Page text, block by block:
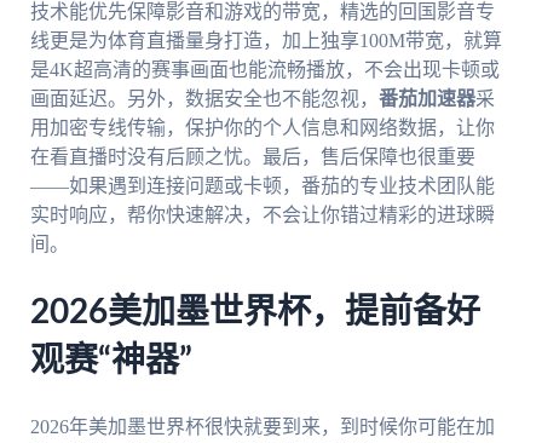
技术能优先保障影音和游戏的带宽，精选的回国影音专
线更是为体育直播量身打造，加上独享100M带宽，就算
是4K超高清的赛事画面也能流畅播放，不会出现卡顿或
画面延迟。另外，数据安全也不能忽视， 番茄加速器采
用加密专线传输，保护你的个人信息和网络数据，让你
在看直播时没有后顾之忧。最后，售后保障也很重要
——如果遇到连接问题或卡顿，番茄的专业技术团队能
实时响应，帮你快速解决，不会让你错过精彩的进球瞬
间。
2026美加墨世界杯，提前备好
观赛“神器”
2026年美加墨世界杯很快就要到来，到时候你可能在加